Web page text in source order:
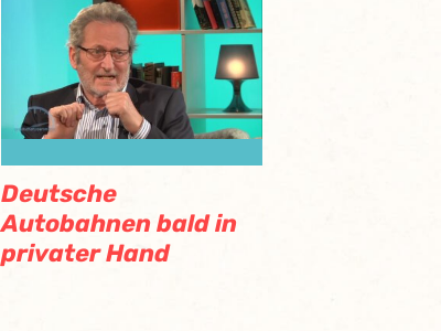
Deutsche
Autobahnen bald in
privater Hand